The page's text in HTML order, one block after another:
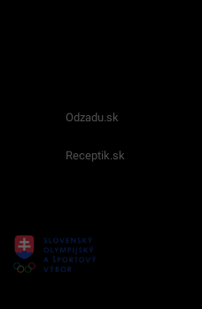
Odzadu.sk
Receptik.sk